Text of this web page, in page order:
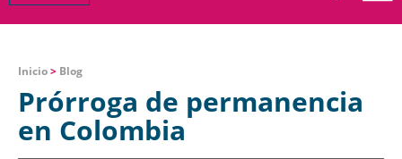
Inicio> Blog
Prórroga de permanencia
en Colombia